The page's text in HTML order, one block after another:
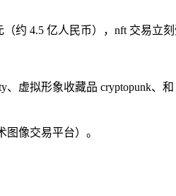
（约 4.5 亿人民币），nft 交易立
虚拟形象收藏品 cryptopunk、
图像交易平台）。